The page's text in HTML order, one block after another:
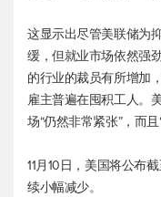
这显示出尽管美联储为
缓，但就业市场依然强
的行业的裁员有所增加
雇主普遍在囤积工人。
场“仍然非常紧张”，而且
11月10日，美国将公布
续小幅减少。